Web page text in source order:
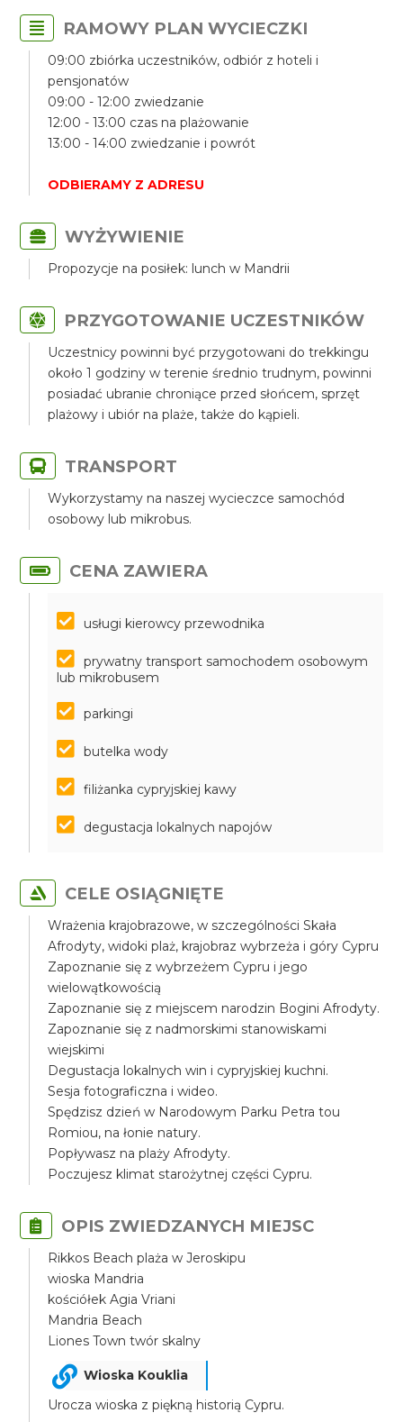
RAMOWY PLAN WYCIECZKI
09:00 zbiórka uczestników, odbiór z hoteli i
pensjonatów
09:00 - 12:00 zwiedzanie
12:00 - 13:00 czas na plażowanie
13:00 - 14:00 zwiedzanie i powrót
ODBIERAMY Z ADRESU
WYŻYWIENIE
Propozycje na posiłek: lunch w Mandrii
PRZYGOTOWANIE UCZESTNIKÓW
Uczestnicy powinni być przygotowani do trekkingu
około 1 godziny w terenie średnio trudnym, powinni
posiadać ubranie chroniące przed słońcem, sprzęt
plażowy i ubiór na plaże, także do kąpieli.
TRANSPORT
Wykorzystamy na naszej wycieczce samochód
osobowy lub mikrobus.
CENA ZAWIERA
usługi kierowcy przewodnika
prywatny transport samochodem osobowym
lub mikrobusem
parkingi
butelka wody
filiżanka cypryjskiej kawy
degustacja lokalnych napojów
CELE OSIĄGNIĘTE
Wrażenia krajobrazowe, w szczególności Skała
Afrodyty, widoki plaż, krajobraz wybrzeża i góry Cypru
Zapoznanie się z wybrzeżem Cypru i jego
wielowątkowością
Zapoznanie się z miejscem narodzin Bogini Afrodyty.
Zapoznanie się z nadmorskimi stanowiskami
wiejskimi
Degustacja lokalnych win i cypryjskiej kuchni.
Sesja fotograficzna i wideo.
Spędzisz dzień w Narodowym Parku Petra tou
Romiou, na łonie natury.
Popływasz na plaży Afrodyty.
Poczujesz klimat starożytnej części Cypru.
OPIS ZWIEDZANYCH MIEJSC
Rikkos Beach plaża w Jeroskipu
wioska Mandria
kościółek Agia Vriani
Mandria Beach
Liones Town twór skalny
Wioska Kouklia
Urocza wioska z piękną historią Cypru.